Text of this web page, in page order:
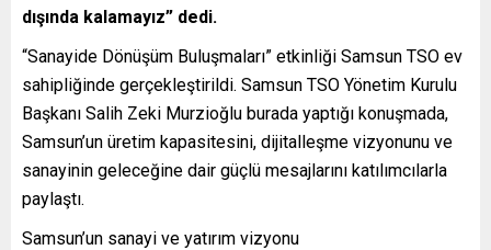
dışında kalamayız” dedi.
“Sanayide Dönüşüm Buluşmaları” etkinliği Samsun TSO ev
sahipliğinde gerçekleştirildi. Samsun TSO Yönetim Kurulu
Başkanı Salih Zeki Murzioğlu burada yaptığı konuşmada,
Samsun’un üretim kapasitesini, dijitalleşme vizyonunu ve
sanayinin geleceğine dair güçlü mesajlarını katılımcılarla
paylaştı.
Samsun’un sanayi ve yatırım vizyonu